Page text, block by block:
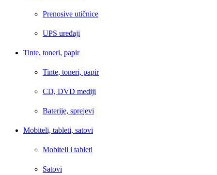
Prenosive utičnice
UPS uređaji
Tinte, toneri, papir
Tinte, toneri, papir
CD, DVD mediji
Baterije, sprejevi
Mobiteli, tableti, satovi
Mobiteli i tableti
Satovi